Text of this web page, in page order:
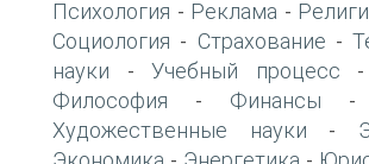
Психология - Реклама -
Социология - Страхование -
науки - Учебный процесс -
Философия - Финансы
Художественные науки -